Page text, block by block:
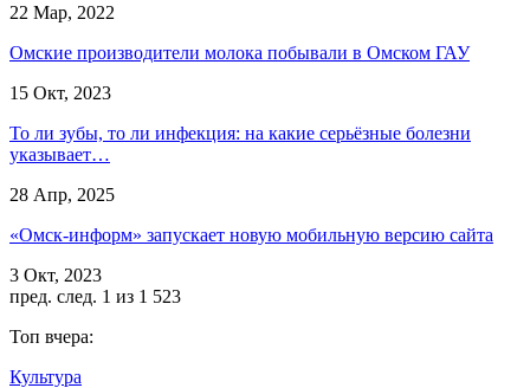
22 Мар, 2022
Омские производители молока побывали в Омском ГАУ
15 Окт, 2023
То ли зубы, то ли инфекция: на какие серьёзные болезни
указывает…
28 Апр, 2025
«Омск-информ» запускает новую мобильную версию сайта
3 Окт, 2023
пред. след. 1 из 1 523
Топ вчера:
Культура